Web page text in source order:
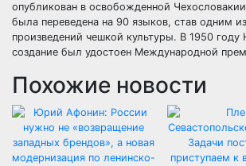
опубликован в освобожденной
была переведена на 90 языков, став одним
произведений чешкой культуры. В 1950
создание был удостоен Международной
Похожие новости